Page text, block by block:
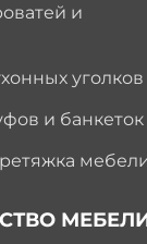
и
уголков
и банкеток